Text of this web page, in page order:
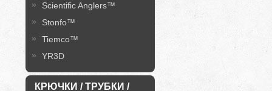
Scientific Anglers™
Stonfo™
Tiemco™
YR3D
КРЮЧКИ / ТРУБКИ /